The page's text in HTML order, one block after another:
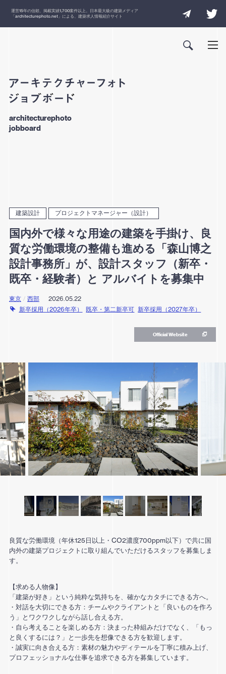
運営15年の信頼、掲載実績1,700案件以上。日本最大級の建築メディア
「architecturephoto.net 」による、建築求人情報紹介サイト
architecturephoto
jobboard
建築設計 プロジェクトマネージャー（設計）
国内外で様々な用途の建築を手掛け、良
質な労働環境の整備も進める「森山博之
設計事務所」が、設計スタッフ（新卒・
既卒・経験者）と アルバイトを募集中
東京 / 西部
2026.05.22
新卒採用（2026年卒）
既卒・第二新卒可 新卒採用（2027年卒）
Official Website
良質な労働環境（年休125日以上・CO2濃度700ppm以下）で共に国
内外の建築プロジェクトに取り組んでいただけるスタッフを募集しま
す。
【求める人物像】
「建築が好き」という純粋な気持ちを、確かなカタチにできる方へ。
・対話を大切にできる方：チームやクライアントと「良いものを作ろ
う」とワクワクしながら話し合える方。
・自ら考えることを楽しめる方：決まった枠組みだけでなく、「もっ
と良くするには？」と一歩先を想像できる方を歓迎します。
・誠実に向き合える方：素材の魅力やディテールを丁寧に積み上げ、
プロフェッショナルな仕事を追求できる方を募集しています。